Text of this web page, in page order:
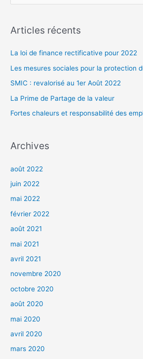
h
r
c
h
Articles récents
La loi de finance rectificative pour 2022
Les mesures sociales pour la protection
SMIC : revalorisé au 1er Août 2022
La Prime de Partage de la valeur
Fortes chaleurs et responsabilité des
Archives
août 2022
juin 2022
mai 2022
février 2022
août 2021
mai 2021
avril 2021
novembre 2020
octobre 2020
août 2020
mai 2020
avril 2020
mars 2020